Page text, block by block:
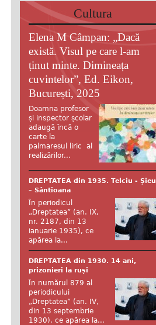
Cultura
Elena M Câmpan: „Dacă
există. Visul pe care l-am
ținut minte. Dimineața
cuvintelor”, Ed. Eikon,
București, 2025
Doamna profesor
și inspector școlar
adaugă încă o
carte la
palmaresul liric al
realizărilor...
DREPTATEA din 1935. Telciu - Șieu
– Sântioana
În periodicul
„Dreptatea” (an. IX,
nr. 2187, din 13
ianuarie 1935), ce
apărea la...
DREPTATEA din 1930. 14 ani,
prizonieri la ruși
În numărul 879 al
periodicului
„Dreptatea” (an. IV,
din 13 septembrie
1930), ce apărea la...